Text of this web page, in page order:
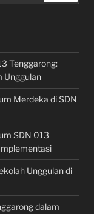
Tenggarong:
Unggulan
Merdeka di SDN
SDN 013
Unggulan di
dalam